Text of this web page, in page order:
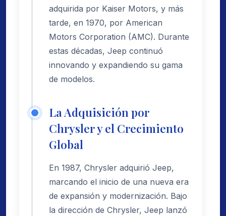
adquirida por Kaiser Motors, y más
tarde, en 1970, por American
Motors Corporation (AMC). Durante
estas décadas, Jeep continuó
innovando y expandiendo su gama
de modelos.
La Adquisición por
Chrysler y el Crecimiento
Global
En 1987, Chrysler adquirió Jeep,
marcando el inicio de una nueva era
de expansión y modernización. Bajo
la dirección de Chrysler, Jeep lanzó